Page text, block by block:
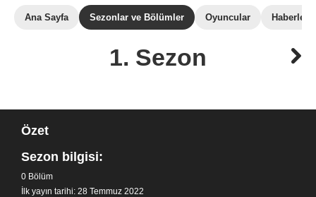
Ana Sayfa Sezonlar ve Bölümler Oyuncular Haberler
1. Sezon
Özet
Sezon bilgisi:
0 Bölüm
İlk yayın tarihi: 28 Temmuz 2022